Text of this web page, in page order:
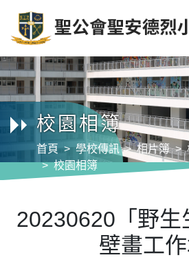
校園相簿
首頁 學校傳訊 相片簿
校園相簿
20230620「野生
壁畫工